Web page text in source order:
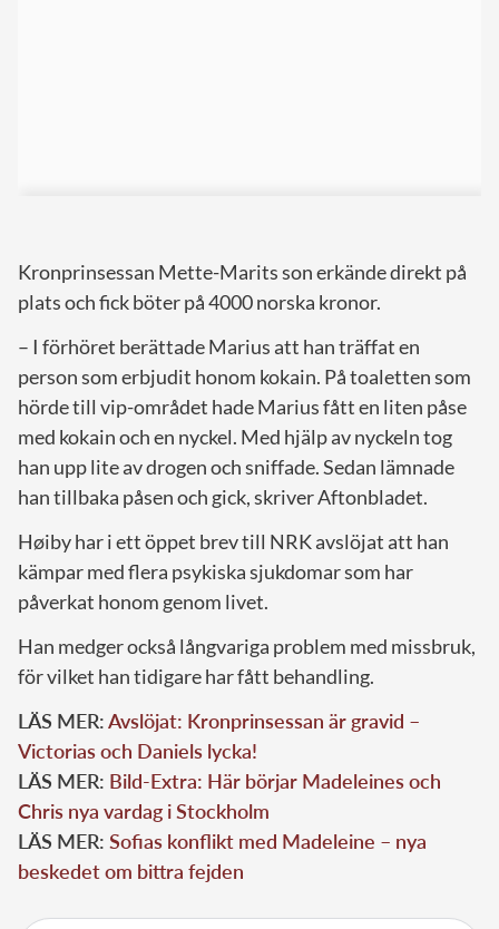
Kronprinsessan Mette-Marits son erkände direkt på
plats och fick böter på 4000 norska kronor.
– I förhöret berättade Marius att han träffat en
person som erbjudit honom kokain. På toaletten som
hörde till vip-området hade Marius fått en liten påse
med kokain och en nyckel. Med hjälp av nyckeln tog
han upp lite av drogen och sniffade. Sedan lämnade
han tillbaka påsen och gick, skriver Aftonbladet.
Høiby har i ett öppet brev till NRK avslöjat att han
kämpar med flera psykiska sjukdomar som har
påverkat honom genom livet.
Han medger också långvariga problem med missbruk,
för vilket han tidigare har fått behandling.
LÄS MER:Avslöjat: Kronprinsessan är gravid –
Victorias och Daniels lycka!
LÄS MER: Bild-Extra: Här börjar Madeleines och
Chris nya vardag i Stockholm
LÄS MER: Sofias konflikt med Madeleine – nya
beskedet om bittra fejden